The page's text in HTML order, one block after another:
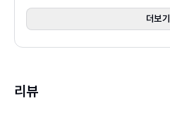
계속 삶을 꿋꿋하게 걸어나갈
▶ 책 속으로
밖은 전쟁터이지만 안전 기지는
6⋮벅차다⋮영혼을 춤추게 하
7⋮뿌듯하다⋮자신을 향한 사
8⋮산뜻하다⋮일상에서 감각까
10⋮싱그럽다⋮자연에서 일상
더보기
리뷰